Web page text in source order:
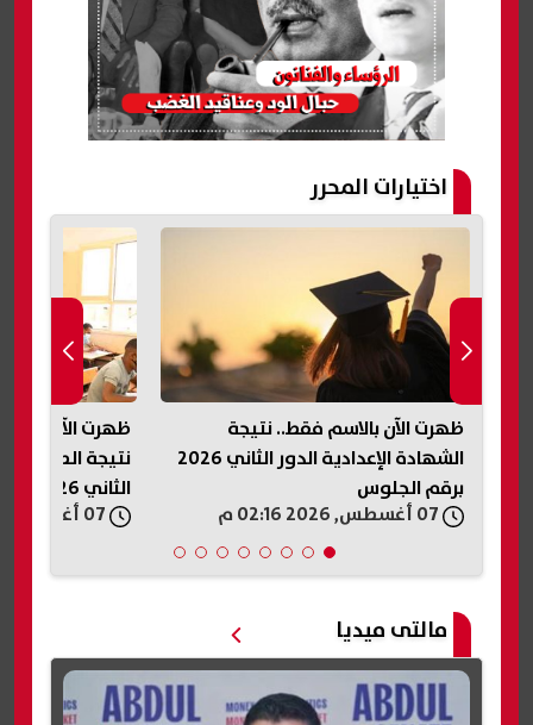
اختيارات المحرر
ظهرت الآن بالاسم فقط.. نتيجة
الشهادة الإعدادية الدور الثاني 2026
برقم الجلوس
07 أغسطس, 2026 02:16 م
ظهرت الآن في
نتيجة الصف
الثاني 2026
07 أغسطس, 2026 02:13 م
مالتى ميديا